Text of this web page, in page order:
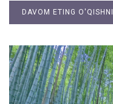
DAVOM ETING O'QISHNI